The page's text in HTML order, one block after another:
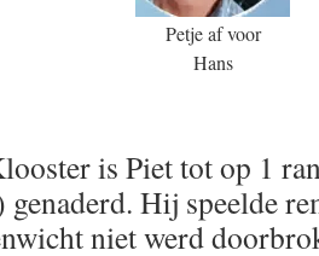
Petje af voor
Hans
is Piet tot op 1
Hij speelde
niet werd